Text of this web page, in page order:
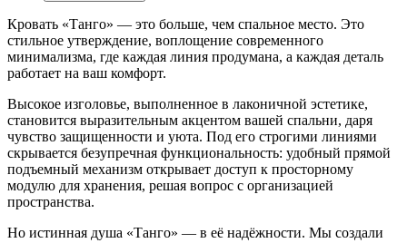
Кровать «Танго» — это больше, чем спальное место. Это
стильное утверждение, воплощение современного
минимализма, где каждая линия продумана, а каждая деталь
работает на ваш комфорт.
Высокое изголовье, выполненное в лаконичной эстетике,
становится выразительным акцентом вашей спальни, даря
чувство защищенности и уюта. Под его строгими линиями
скрывается безупречная функциональность: удобный прямой
подъемный механизм открывает доступ к просторному
модулю для хранения, решая вопрос с организацией
пространства.
Но истинная душа «Танго» — в её надёжности. Мы создали